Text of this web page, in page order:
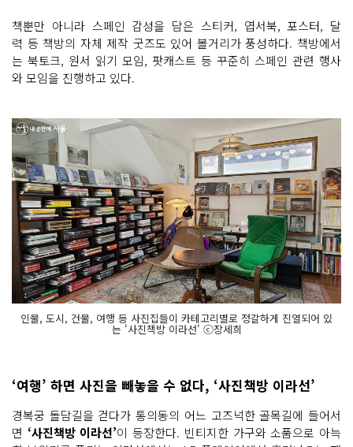
책뿐만 아니라 스페인 감성을 담은 스티커, 엽서북, 포스터, 달
력 등 책방의 자체 제작 굿즈도 있어 볼거리가 풍성하다. 책방에서
는 북토크, 원서 읽기 모임, 팟캐스트 등 꾸준히 스페인 관련 행사
와 모임을 진행하고 있다.
인물, 도시, 건물, 여행 등 사진집들이 카테고리별로 정갈하게 진열되어 있
는 '사진책방 이라선' ⓒ장세희
‘여행’ 하면 사진을 빼놓을 수 없다, ‘사진책방 이라선’
경복궁 돌담길을 걷다가 통의동의 어느 고즈넉한 골목길에 들어서
면 ‘사진책방 이라선’이 등장한다. 빈티지한 가구와 소품으로 아늑